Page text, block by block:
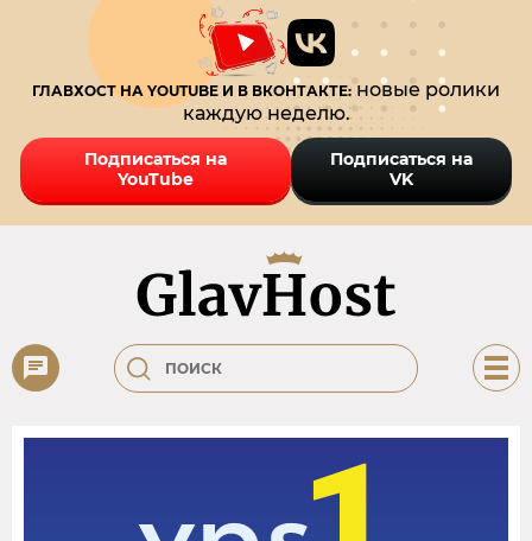
ГЛАВХОСТ НА YOUTUBE И В ВКОНТАКТЕ:новые ролики
каждую неделю.
Подписаться на
YouTube
Подписаться на
VK